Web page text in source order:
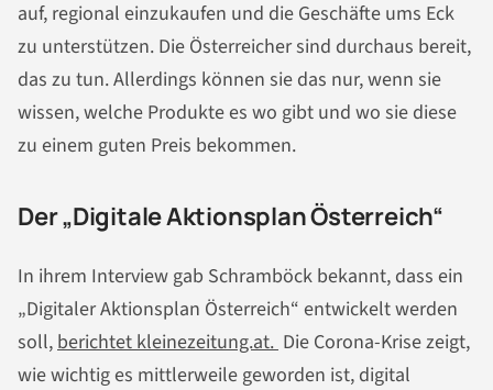
auf, regional einzukaufen und die Geschäfte ums Eck
zu unterstützen. Die Österreicher sind durchaus bereit,
das zu tun. Allerdings können sie das nur, wenn sie
wissen, welche Produkte es wo gibt und wo sie diese
zu einem guten Preis bekommen.
Der „Digitale Aktionsplan Österreich“
In ihrem Interview gab Schramböck bekannt, dass ein
„Digitaler Aktionsplan Österreich“ entwickelt werden
soll, berichtet kleinezeitung.at. Die Corona-Krise zeigt,
wie wichtig es mittlerweile geworden ist, digital